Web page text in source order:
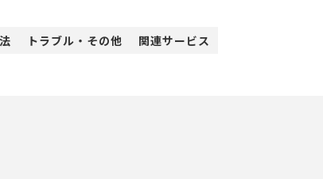
トラブル・その他 関連サービス